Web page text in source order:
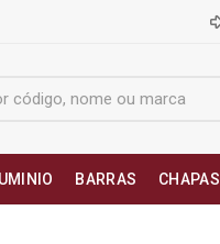
BARRAS CHAPAS